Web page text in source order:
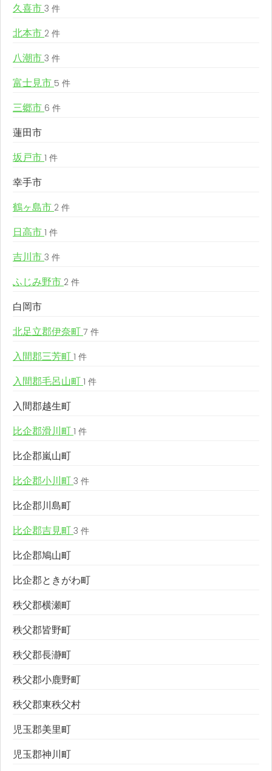
久喜市 3 件
北本市 2 件
八潮市 3 件
富士見市 5 件
三郷市 6 件
蓮田市
坂戸市 1 件
幸手市
鶴ヶ島市 2 件
日高市 1 件
吉川市 3 件
ふじみ野市 2 件
白岡市
北足立郡伊奈町 7 件
入間郡三芳町 1 件
入間郡毛呂山町 1 件
入間郡越生町
比企郡滑川町 1 件
比企郡嵐山町
比企郡小川町 3 件
比企郡川島町
比企郡吉見町 3 件
比企郡鳩山町
比企郡ときがわ町
秩父郡横瀬町
秩父郡皆野町
秩父郡長瀞町
秩父郡小鹿野町
秩父郡東秩父村
児玉郡美里町
児玉郡神川町